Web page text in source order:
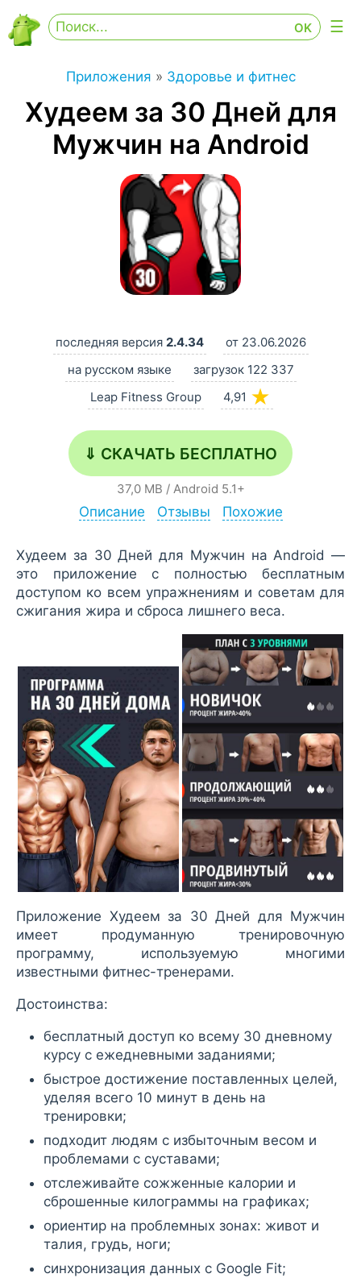
Приложения » Здоровье и фитнес
Худеем за 30 Дней для
Мужчин на Android
последняя версия 2.4.34
от 23.06.2026
на русском языке
загрузок 122 337
Leap Fitness Group
4,91 ★
⇓ СКАЧАТЬ БЕСПЛАТНО
37,0 MB / Android 5.1+
Описание Отзывы Похожие
Худеем за 30 Дней для Мужчин на Android —
это приложение с полностью бесплатным
доступом ко всем упражнениям и советам для
сжигания жира и сброса лишнего веса.
Приложение Худеем за 30 Дней для Мужчин
имеет продуманную тренировочную
программу, используемую многими
известными фитнес-тренерами.
Достоинства:
бесплатный доступ ко всему 30 дневному
курсу с ежедневными заданиями;
быстрое достижение поставленных целей,
уделяя всего 10 минут в день на
тренировки;
подходит людям с избыточным весом и
проблемами с суставами;
отслеживайте сожженные калории и
сброшенные килограммы на графиках;
ориентир на проблемных зонах: живот и
талия, грудь, ноги;
синхронизация данных с Google Fit;